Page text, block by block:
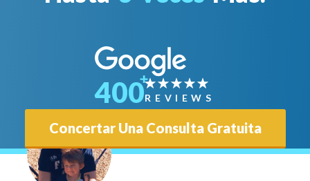
Concertar Una Consulta Gratuita
400REVIEWS